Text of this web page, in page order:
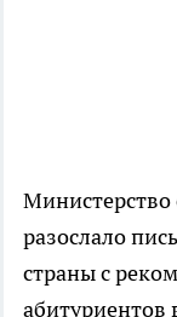
Министерство
разослало
страны с
абитуриентов